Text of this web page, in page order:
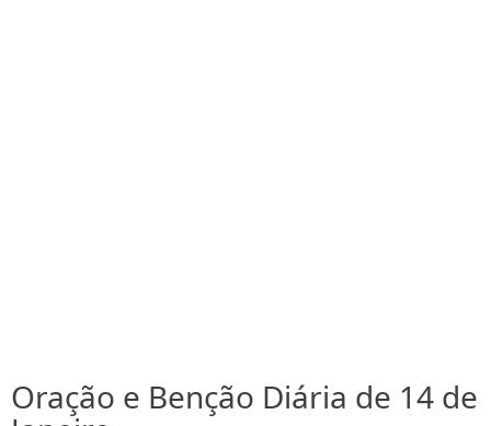
Oração e Benção Diária de 14 de